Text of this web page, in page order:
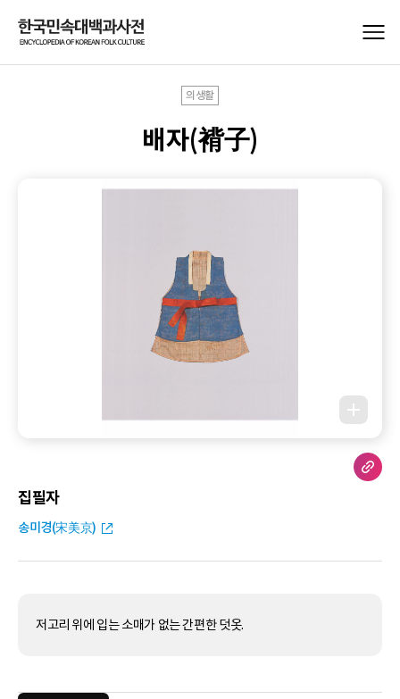
의생활
배자(褙子)
집필자
송미경(宋美京)
저고리 위에 입는 소매가 없는 간편한 덧옷.